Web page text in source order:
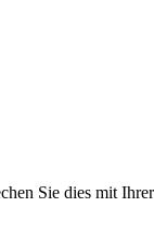
Sie dies mit